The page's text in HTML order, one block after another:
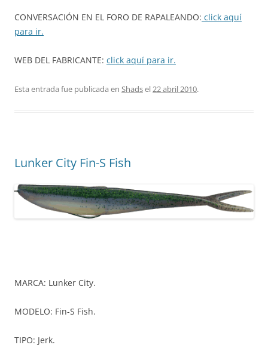
CONVERSACIÓN EN EL FORO DE RAPALEANDO: click aquí
para ir.
WEB DEL FABRICANTE: click aquí para ir.
Esta entrada fue publicada en Shadsel22 abril 2010.
Lunker City Fin-S Fish
MARCA: Lunker City.
MODELO: Fin-S Fish.
TIPO: Jerk.